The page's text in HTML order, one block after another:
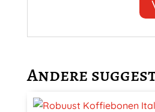
Andere
Dit